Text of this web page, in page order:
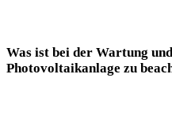
Was ist bei der Wartung
Photovoltaikanlage zu